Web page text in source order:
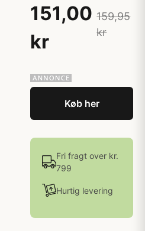
151,00
kr
159,95
kr
Køb her
Fri fragt over kr.
799
Hurtig levering